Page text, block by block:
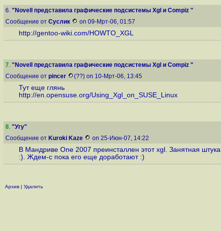
6. "Novell представила графические подсистемы Xgl и Compiz "
Сообщение от Суслик on 09-Мрт-06, 01:57
http://gentoo-wiki.com/HOWTO_XGL
7. "Novell представила графические подсистемы Xgl и Compiz "
Сообщение от pincer (??) on 10-Мрт-06, 13:45
Тут еще глянь
http://en.opensuse.org/Using_Xgl_on_SUSE_Linux
8. "Угу"
Сообщение от Kuroki Kaze on 25-Июн-07, 14:22
В Мандриве One 2007 преинсталлен этот xgl. Занятная
:). Ждем-с пока его еще доработают :)
Архив | Удалить